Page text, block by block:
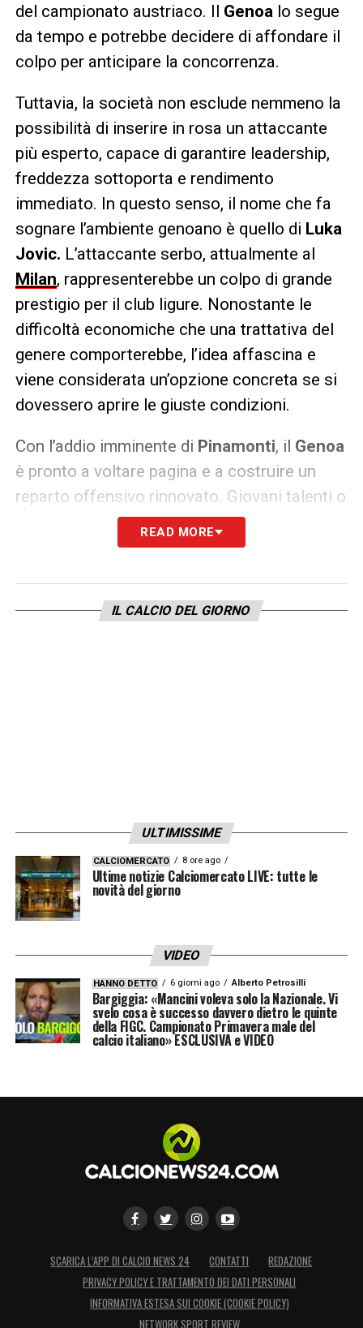
del campionato austriaco. Il Genoa lo segue
da tempo e potrebbe decidere di affondare il
colpo per anticipare la concorrenza.
Tuttavia, la società non esclude nemmeno la
possibilità di inserire in rosa un attaccante
più esperto, capace di garantire leadership,
freddezza sottoporta e rendimento
immediato. In questo senso, il nome che fa
sognare l’ambiente genoano è quello di Luka
Jovic. L’attaccante serbo, attualmente al
Milan, rappresenterebbe un colpo di grande
prestigio per il club ligure. Nonostante le
difficoltà economiche che una trattativa del
genere comporterebbe, l’idea affascina e
viene considerata un’opzione concreta se si
dovessero aprire le giuste condizioni.
Con l’addio imminente di Pinamonti, il Genoa
è pronto a voltare pagina e a costruire un
reparto offensivo rinnovato. Giovani talenti o
esperienza consolidata: la scelta dipenderà
dalle opportunità del mercato, ma l’obiettivo
al meglio la prossima stagione.
READ MORE
IL CALCIO DEL GIORNO
ULTIMISSIME
CALCIOMERCATO 8 ore ago
Ultime notizie Calciomercato LIVE: tutte le
novità del giorno
VIDEO
HANNO DETTO 6 giorni ago Alberto Petrosilli
Bargiggia: «Mancini voleva solo la Nazionale. Vi
svelo cosa è successo davvero dietro le quinte
della FIGC. Campionato Primavera male del
calcio italiano» ESCLUSIVA e VIDEO
SCARICA L’APP DI CALCIO NEWS 24 CONTATTI
REDAZIONE
PRIVACY POLICY E TRATTAMENTO DEI DATI PERSONALI
INFORMATIVA ESTESA SUI COOKIE (COOKIE POLICY)
NETWORK SPORT REVIEW